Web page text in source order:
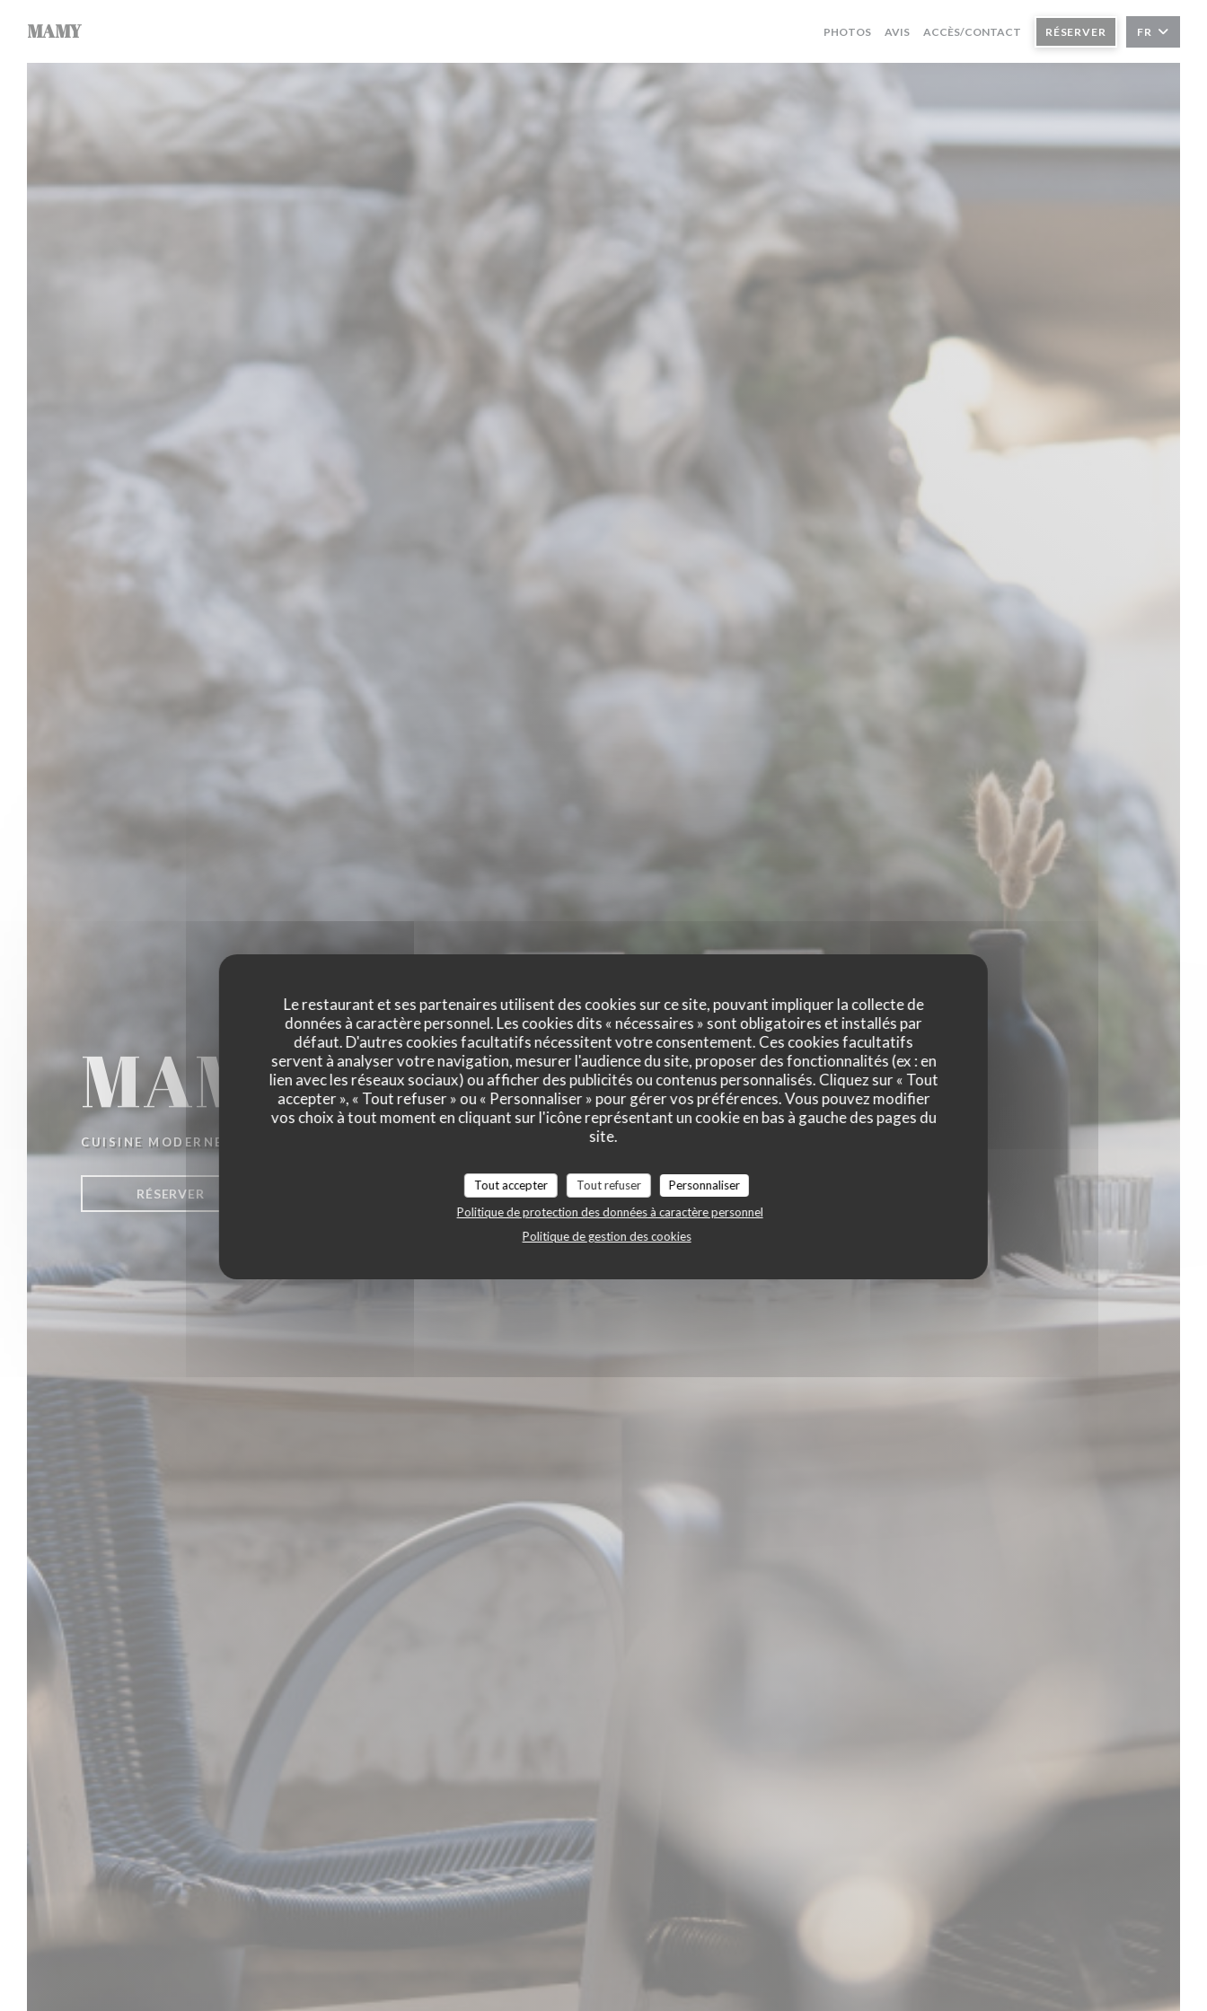
Le restaurant et ses partenaires utilisent des cookies sur ce site, pouvant impliquer la collecte de
données à caractère personnel. Les cookies dits « nécessaires » sont obligatoires et installés par
défaut. D'autres cookies facultatifs nécessitent votre consentement. Ces cookies facultatifs
servent à analyser votre navigation, mesurer l'audience du site, proposer des fonctionnalités (ex : en
lien avec les réseaux sociaux) ou afficher des publicités ou contenus personnalisés. Cliquez sur « Tout
accepter », « Tout refuser » ou « Personnaliser » pour gérer vos préférences. Vous pouvez modifier
vos choix à tout moment en cliquant sur l'icône représentant un cookie en bas à gauche des pages du
site.
Tout accepter Tout refuser
Personnaliser
Politique de protection des données à caractère personnel
Politique de gestion des cookies
MAMY PHOTOS AVIS ACCÈS/CONTACT RÉSERVER FR
MAMY
CUISINE MODERNE ET BISTROT AUTHENTIQUE
RÉSERVER